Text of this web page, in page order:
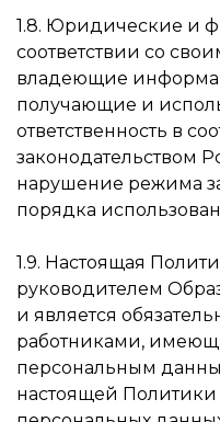
1.8. Юридические и
соответствии со
владеющие
получающие и
ответственность в
законодательством
нарушение режима
порядка
1.9. Настоящая
руководителем
и является
работниками,
персональным
настоящей